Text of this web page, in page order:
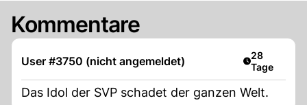
Kommentare
User #3750 (nicht angemeldet) Artikel
28
Tage
Das Idol der SVP schadet der ganzen Welt.